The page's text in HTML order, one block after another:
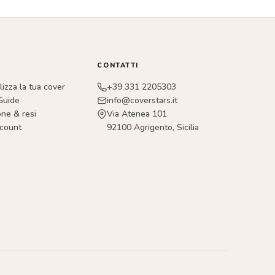
la tua cover
& resi
CONTATTI
+39 331 2205303
info@coverstars.it
Via Atenea 101
92100 Agrigento, Sicilia